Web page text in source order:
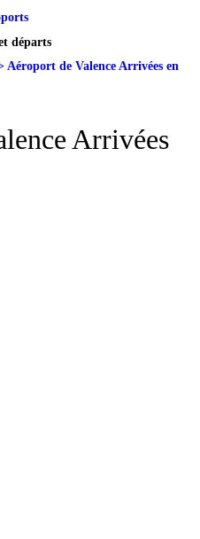
départs
Aéroport de Valence Arrivées en
Arrivées